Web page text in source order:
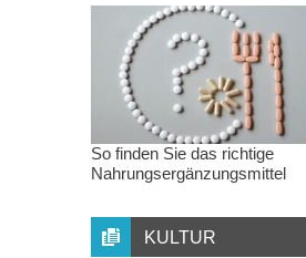
So finden Sie das richtige
Nahrungsergänzungsmittel
KULTUR